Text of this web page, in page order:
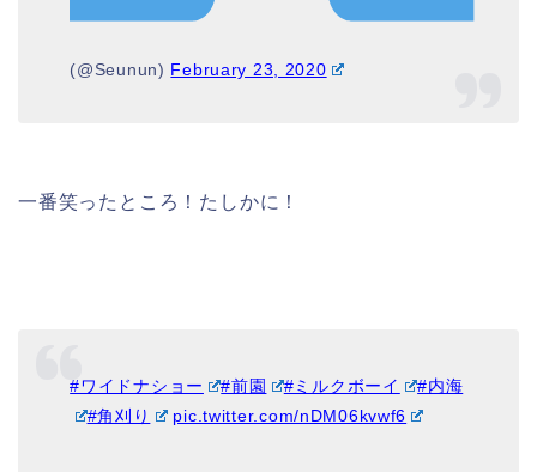
(@Seunun) February 23, 2020
一番笑ったところ！たしかに！
#ワイドナショー #前園 #ミルクボーイ
#内海
#角刈り
pic.twitter.com/nDM06kvwf6